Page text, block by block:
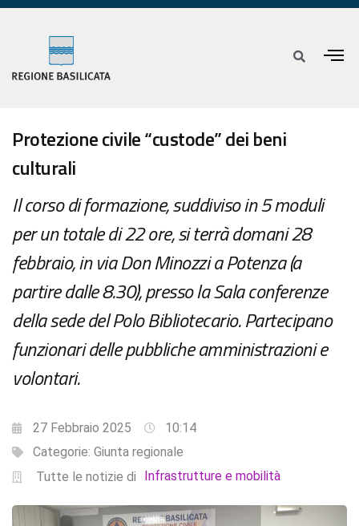
Protezione civile “custode” dei beni
culturali
Il corso di formazione, suddiviso in 5 moduli
per un totale di 22 ore, si terrà domani 28
febbraio, in via Don Minozzi a Potenza (a
partire dalle 8.30), presso la Sala conferenze
della sede del Polo Bibliotecario. Partecipano
funzionari delle pubbliche amministrazioni e
volontari.
27 Febbraio 2025
10:14
Categorie: Giunta regionale
Tutte le notizie di
Infrastrutture e mobilità